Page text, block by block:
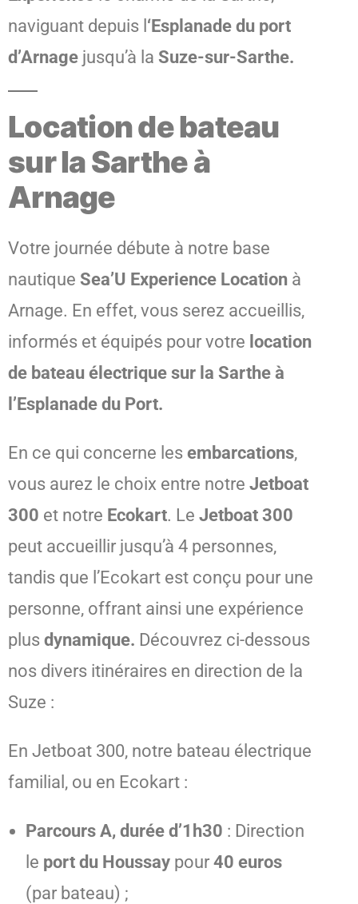
naviguant depuis l ‘Esplanade du port
d’Arnage jusqu’à la Suze-sur-Sarthe.
Location de bateau
sur la Sarthe à
Arnage
Votre journée débute à notre base
nautique Sea’U Experience Location à
Arnage. En effet, vous serez accueillis,
informés et équipés pour votre location
de bateau électrique sur la Sarthe à
l’Esplanade du Port.
En ce qui concerne les embarcations,
vous aurez le choix entre notre Jetboat
300 et notre Ecokart. Le Jetboat 300
peut accueillir jusqu’à 4 personnes,
tandis que l’Ecokart est conçu pour une
personne, offrant ainsi une expérience
plus dynamique. Découvrez ci-dessous
nos divers itinéraires en direction de la
Suze :
En Jetboat 300, notre bateau électrique
familial, ou en Ecokart :
Parcours A, durée d’1h30 : Direction
le port du Houssay pour 40 euros
(par bateau) ;